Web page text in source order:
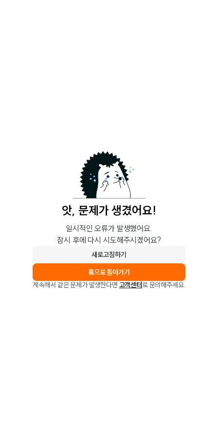
앗, 문제가 생겼어요!
일시적인 오류가 발생했어요.
잠시 후에 다시 시도해주시겠어요?
새로고침하기
홈으로 돌아가기
계속해서 같은 문제가 발생한다면 고객센터로 문의해주세요.